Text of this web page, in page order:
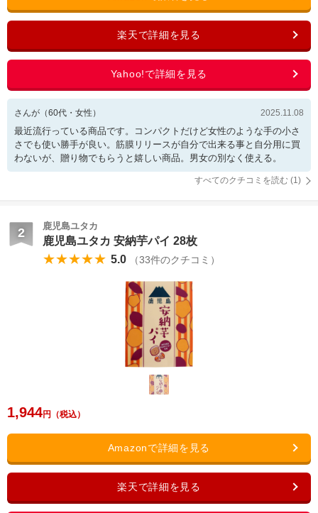
さんが （60代・ 女性 ） 2025.11.08
最近流行っている商品です。コンパクトだけど女性のような手の小さ
さでも使い勝手が良い。筋膜リリースが自分で出来る事と自分用に買
わないが、贈り物でもらうと嬉しい商品。男女の別なく使える。
すべてのクチコミを読む (1)
2 鹿児島ユタカ
鹿児島ユタカ 安納芋パイ 28枚
★★★★★ 5.0 （33件のクチコミ）
1,944